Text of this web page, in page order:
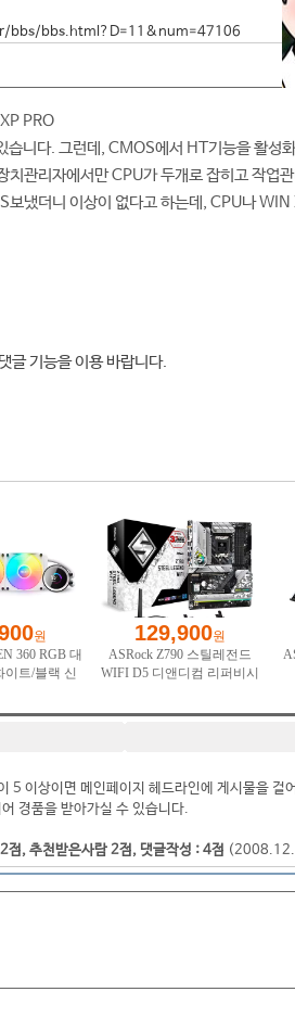
bbs/bbs.html?D=11&num=47106
PRO
니다. 그런데, CMOS에서 HT기능을 활성
관리자에서만 CPU가 두개로 잡히고 작업
냈더니 이상이 없다고 하는데, CPU나 WIN
글 기능을 이용 바랍니다.
5 이상이면 메인페이지 헤드라인에 게시물을 걸
경품을 받아가실 수 있습니다.
, 추천받은사람 2점, 댓글작성 : 4점